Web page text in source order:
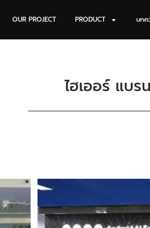
OUR PROJECT PRODUCT บทค
ไฮเออร์ แบ